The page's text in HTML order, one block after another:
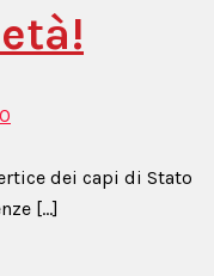
dei capi di Stato
[...]